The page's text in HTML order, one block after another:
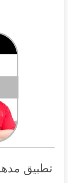
تطبيق